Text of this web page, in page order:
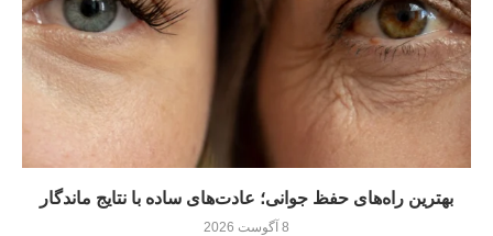
بهترین راه‌های حفظ جوانی؛ عادت‌های ساده با نتایج ماندگار
8 آگوست 2026